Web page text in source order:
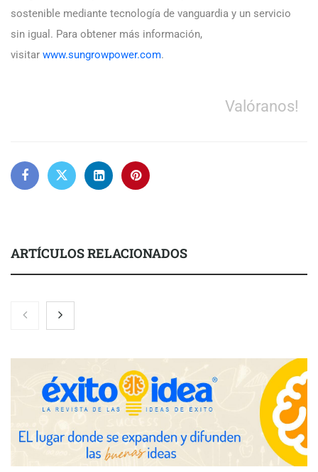
sostenible mediante tecnología de vanguardia y un servicio
sin igual. Para obtener más información,
visitar www.sungrowpower.com.
Valóranos!
ARTÍCULOS RELACIONADOS
El 82% de empresas industriales no encuentra personal
disponible: 100.000€ para formar nuevos profesionales
Nicols presenta seis modelos de anillos de compromiso para el
eclipse solar del 12 de agosto
avanzadas para trading estratégico